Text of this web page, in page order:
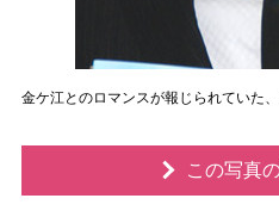
金ケ江とのロマンスが報じられていた
この写真